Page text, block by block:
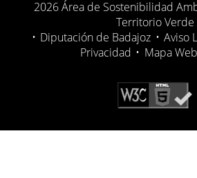
2026 Área de Sostenibilidad
Territorio Verde
• Diputación de Badajoz • Aviso
Privacidad • Mapa Web